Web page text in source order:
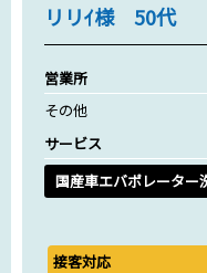
リリｲ様 50代
営業所
その他
サービス
国産車エバポレーター
接客対応